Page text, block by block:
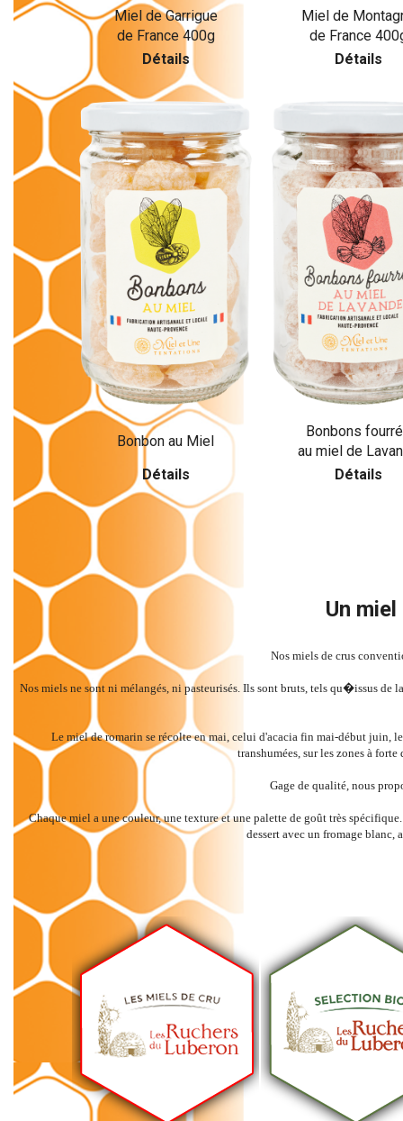
Miel de Garrigue
de France 400g
Miel de
de France
Détails
Détails
Bonbon au Miel
Bonbons
au miel de
Détails
Détails
Un
Nos miels de crus
Nos miels ne sont ni mélangés, ni pasteurisés. Ils sont bruts, tels qu�issus de
Le miel de romarin se récolte en mai, celui d'acacia fin mai-début juin,
transhumées, sur les zones à
Gage de qualité, nous
Chaque miel a une couleur, une texture et une palette de goût très
dessert avec un fromage blanc,